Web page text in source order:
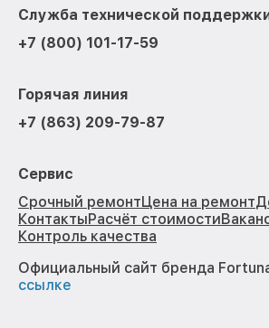
Служба технической
+7 (800) 101-17-59
Горячая линия
+7 (863) 209-79-87
Сервис
Срочный ремонтЦена на ремонт
КонтактыРасчёт стоимости
Контроль качества
Официальный сайт бренда
ссылке